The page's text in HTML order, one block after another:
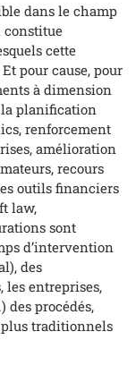
dans le champ
constitue
cette
pour cause, pour
à dimension
la planification
renforcement
amélioration
recours
outils financiers
law,
sont
d’intervention
des
les entreprises,
des procédés,
traditionnels